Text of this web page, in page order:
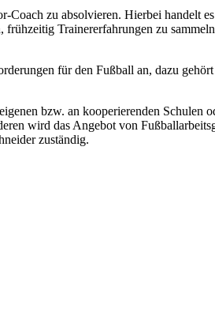
zu absolvieren. Hierbei handelt
Trainererfahrungen zu
für den Fußball an, dazu
bzw. an kooperierenden Schulen
wird das Angebot von
zuständig.